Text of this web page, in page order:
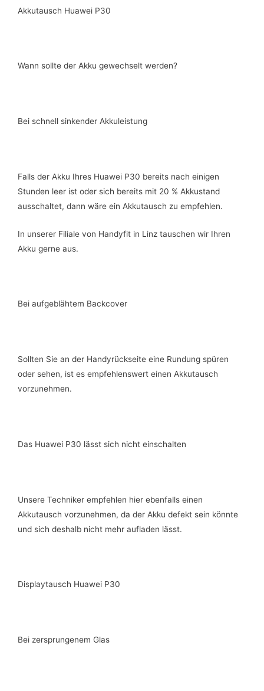
Akkutausch Huawei P30
Wann sollte der Akku gewechselt werden?
Bei schnell sinkender Akkuleistung
Falls der Akku Ihres Huawei P30 bereits nach einigen
Stunden leer ist oder sich bereits mit 20 % Akkustand
ausschaltet, dann wäre ein Akkutausch zu empfehlen.
In unserer Filiale von Handyfit in Linz tauschen wir Ihren
Akku gerne aus.
Bei aufgeblähtem Backcover
Sollten Sie an der Handyrückseite eine Rundung spüren
oder sehen, ist es empfehlenswert einen Akkutausch
vorzunehmen.
Das Huawei P30 lässt sich nicht einschalten
Unsere Techniker empfehlen hier ebenfalls einen
Akkutausch vorzunehmen, da der Akku defekt sein könnte
und sich deshalb nicht mehr aufladen lässt.
Displaytausch Huawei P30
Bei zersprungenem Glas